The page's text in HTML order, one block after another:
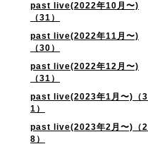
past live(2022年10月〜)
（31）
past live(2022年11月〜)
（30）
past live(2022年12月〜)
（31）
past live(2023年1月〜)（3
1）
past live(2023年2月〜)（2
8）